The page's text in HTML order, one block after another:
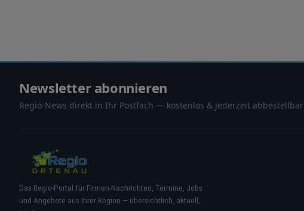
Newsletter abonnieren
Regio-News direkt in Ihr Postfach — kostenlos & jederzeit abbestellbar
Das Regio-Portal für Firmen-Nachrichten, Termine, Jobs
und Angebote aus Ihrer Region — übersichtlich, aktuell,